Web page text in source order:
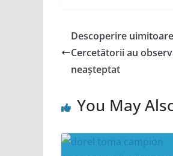
Descoperire
Cercetătorii au
neașteptat
You May